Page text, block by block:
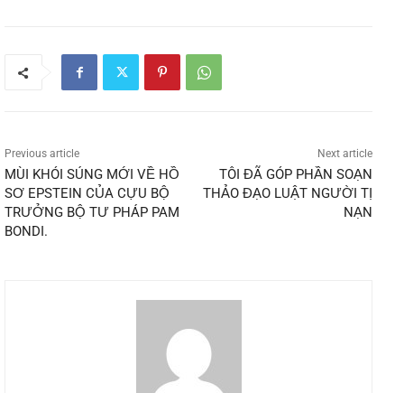
Previous article
MÙI KHÓI SÚNG MỚI VỀ HỒ
SƠ EPSTEIN CỦA CỰU BỘ
TRƯỞNG BỘ TƯ PHÁP PAM
BONDI.
Next article
TÔI ĐÃ GÓP PHẦN SOẠN
THẢO ĐẠO LUẬT NGƯỜI TỊ
NẠN